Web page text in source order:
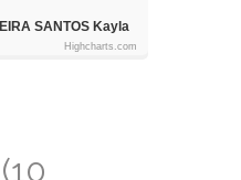
SANTOS Kayla
Highcharts.com